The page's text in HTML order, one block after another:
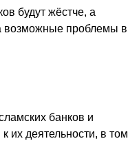
будут жёстче, а
возможные проблемы в
банков и
их деятельности, в том